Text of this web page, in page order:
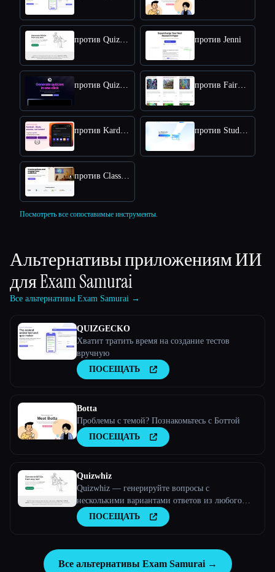
против Quizwhiz против Jenni
против QuizRise против FairyTailAI
против KardsAI - AI Flashcard Maker против StudyGPT
против Classicquiz com
Посмотреть все сопоставимые инструменты.
Альтернативы приложениям ИИ
дляExam Samurai
Все альтернативы Exam Samurai →
QUIZGECKO
Хватит тратить время на создание тестов
вручную
ПОСЕЩАТЬ
Botta
Проблемы с темой? Познакомьтесь с Боттой
ПОСЕЩАТЬ
Quizwhiz
Quizwhiz — генерируйте вопросы с
несколькими вариантами ответов из любого
текстаПОСЕЩАТЬ
Все альтернативы Exam Samurai →